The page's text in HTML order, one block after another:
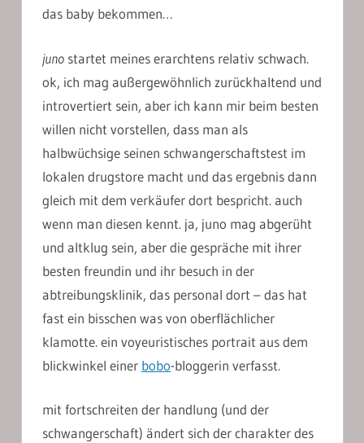
das baby bekommen…
juno startet meines erarchtens relativ schwach.
ok, ich mag außergewöhnlich zurückhaltend und
introvertiert sein, aber ich kann mir beim besten
willen nicht vorstellen, dass man als
halbwüchsige seinen schwangerschaftstest im
lokalen drugstore macht und das ergebnis dann
gleich mit dem verkäufer dort bespricht. auch
wenn man diesen kennt. ja, juno mag abgerüht
und altklug sein, aber die gespräche mit ihrer
besten freundin und ihr besuch in der
abtreibungsklinik, das personal dort – das hat
fast ein bisschen was von oberflächlicher
klamotte. ein voyeuristisches portrait aus dem
blickwinkel einer bobo-bloggerin verfasst.
mit fortschreiten der handlung (und der
schwangerschaft) ändert sich der charakter des